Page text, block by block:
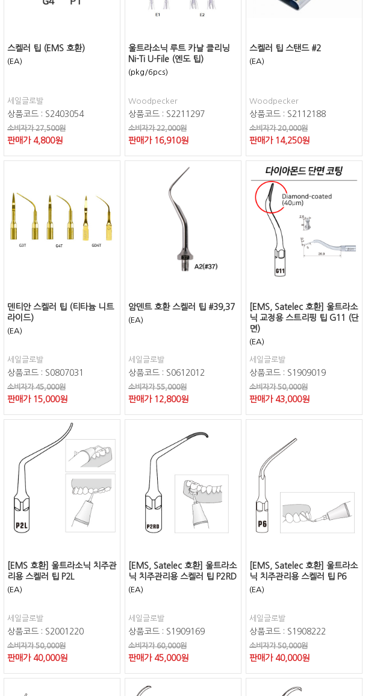
스켈러 팁 (EMS 호환)
(EA)
세일글로발
상품코드 : S2403054
소비자가 27,500원
판매가 4,800원
울트라소닉 루트 카날 클리닝
Ni-Ti U-File (엔도 팁)
(pkg/6pcs)
Woodpecker
상품코드 : S2211297
소비자가 22,000원
판매가 16,910원
스켈러 팁 스탠드 #2
(EA)
Woodpecker
상품코드 : S2112188
소비자가 20,000원
판매가 14,250원
덴티안 스켈러 팁 (티타늄 니트
라이드)
(EA)
세일글로발
상품코드 : S0807031
소비자가 45,000원
판매가 15,000원
암덴트 호환 스켈러 팁 #39,37
(EA)
세일글로발
상품코드 : S0612012
소비자가 55,000원
판매가 12,800원
[EMS, Satelec 호환] 울트라소
닉 교정용 스트리핑 팁 G11 (단
면)
(EA)
세일글로발
상품코드 : S1909019
소비자가 50,000원
판매가 43,000원
[EMS 호환] 울트라소닉 치주관
리용 스켈러 팁 P2L
(EA)
세일글로발
상품코드 : S2001220
소비자가 50,000원
판매가 40,000원
[EMS, Satelec 호환] 울트라소
닉 치주관리용 스켈러 팁 P2RD
(EA)
세일글로발
상품코드 : S1909169
소비자가 60,000원
판매가 45,000원
[EMS, Satelec 호환] 울트라소
닉 치주관리용 스켈러 팁 P6
(EA)
세일글로발
상품코드 : S1908222
소비자가 50,000원
판매가 40,000원